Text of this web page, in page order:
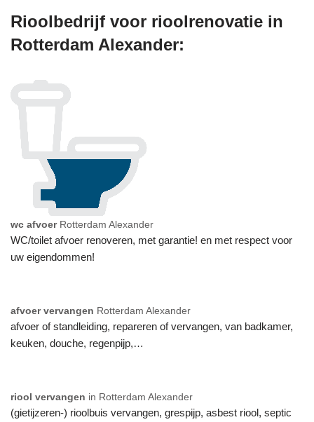
Rioolbedrijf voor rioolrenovatie in
Rotterdam Alexander:
wc afvoer Rotterdam Alexander
WC/toilet afvoer renoveren, met garantie! en met respect voor
uw eigendommen!
afvoer vervangen Rotterdam Alexander
afvoer of standleiding, repareren of vervangen, van badkamer,
keuken, douche, regenpijp,…
riool vervangen in Rotterdam Alexander
(gietijzeren-) rioolbuis vervangen, grespijp, asbest riool, septic